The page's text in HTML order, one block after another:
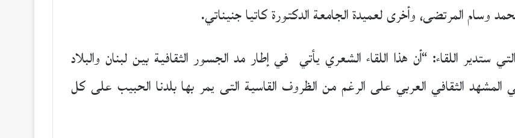
وسام المرتضى، وأخرى لعميدة الجامعة الدكتورة كاتيا جنيناتي.
ستدير اللقاء: “أن هذا اللقاء الشعري يأتي في إطار مد الجسور الثقافية بين لبنان والبلاد
في المشهد الثقافي العربي على الرغم من الظروف القاسية التى يمر بها بلدنا الحبيب على كل